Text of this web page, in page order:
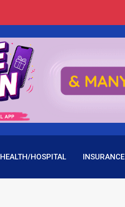
HEALTH/HOSPITAL INSURANCE